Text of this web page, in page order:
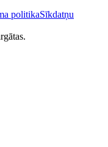
politikaSīkdatņu